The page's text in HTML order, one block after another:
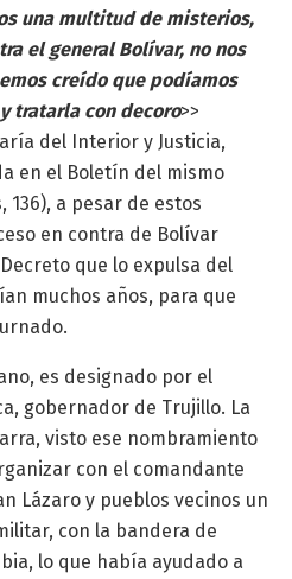
una multitud de misterios,
el general Bolívar, no nos
creído que podíamos
tratarla con decoro>>
del Interior y Justicia,
en el Boletín del mismo
136), a pesar de estos
en contra de Bolívar
que lo expulsa del
muchos años, para que
es designado por el
gobernador de Trujillo. La
visto ese nombramiento
con el comandante
Lázaro y pueblos vecinos un
con la bandera de
lo que había ayudado a